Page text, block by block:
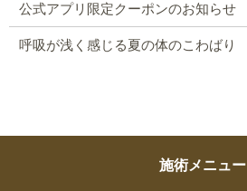
公式アプリ限定クーポンのお知らせ
呼吸が浅く感じる夏の体のこわばり
施術メニュー